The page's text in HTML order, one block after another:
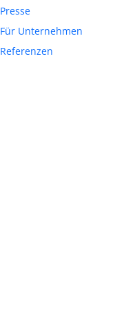
Presse
Für Unternehmen
Referenzen